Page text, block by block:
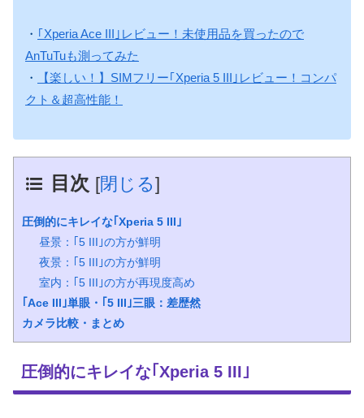
・ ｢Xperia Ace III｣レビュー！未使用品を買ったので
AnTuTuも測ってみた
・
【楽しい！】SIMフリー｢Xperia 5 III｣レビュー！コンパ
クト＆超高性能！
目次 [閉じる]
圧倒的にキレイな｢Xperia 5 III｣
昼景：｢5 III｣の方が鮮明
夜景：｢5 III｣の方が鮮明
室内：｢5 III｣の方が再現度高め
｢Ace III｣単眼・｢5 III｣三眼：差歴然
カメラ比較・まとめ
圧倒的にキレイな｢Xperia 5 III｣